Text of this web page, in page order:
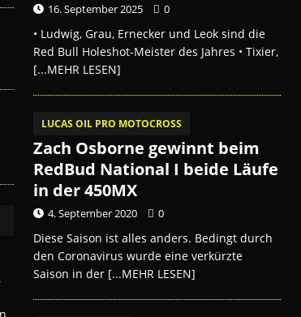
16. September 2025 0
• Ludwig, Grau, Ernecker und Leok sind die
Red Bull Holeshot-Meister des Jahres • Tixier,
[...MEHR LESEN]
LUCAS OIL PRO MOTOCROSS
Zach Osborne gewinnt beim
RedBud National I beide Läufe
in der 450MX
4. September 2020 0
Diese Saison ist alles anders. Bedingt durch
den Coronavirus wurde eine verkürzte
Saison in der [...MEHR LESEN]